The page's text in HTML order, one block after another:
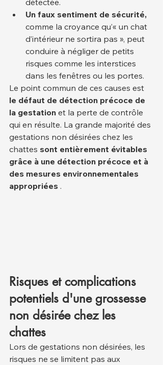
Un faux sentiment de sécurité,
comme la croyance qu’« un chat
d’intérieur ne sortira pas », peut
conduire à négliger de petits
risques comme les interstices
dans les fenêtres ou les portes.
Le point commun de ces causes est
le défaut de détection précoce de
la gestation et la perte de contrôle
qui en résulte. La grande majorité des
gestations non désirées chez les
chattes sont entièrement évitables
grâce à une détection précoce et à
des mesures environnementales
appropriées .
Risques et complications
potentiels d'une grossesse
non désirée chez les
chattes
Lors de gestations non désirées, les
risques ne se limitent pas aux